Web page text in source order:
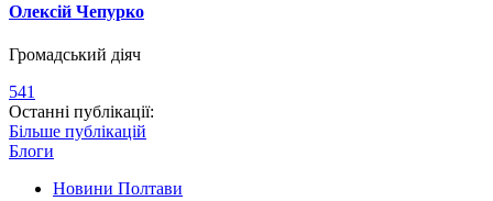
Олексій Чепурко
Громадський діяч
541
Останні публікації:
Більше публікацій
Блоги
Новини Полтави